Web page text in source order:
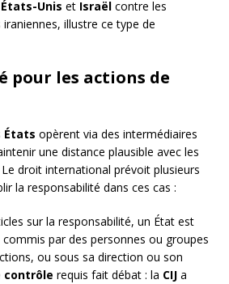
États-Unis et Israël contre les
illustre ce type de
pour les actions de
États opèrent via des intermédiaires
une distance plausible avec les
droit international prévoit plusieurs
la responsabilité dans ces cas :
sur la responsabilité, un État est
par des personnes ou groupes
ou sous sa direction ou son
contrôle requis fait débat : la CIJ a